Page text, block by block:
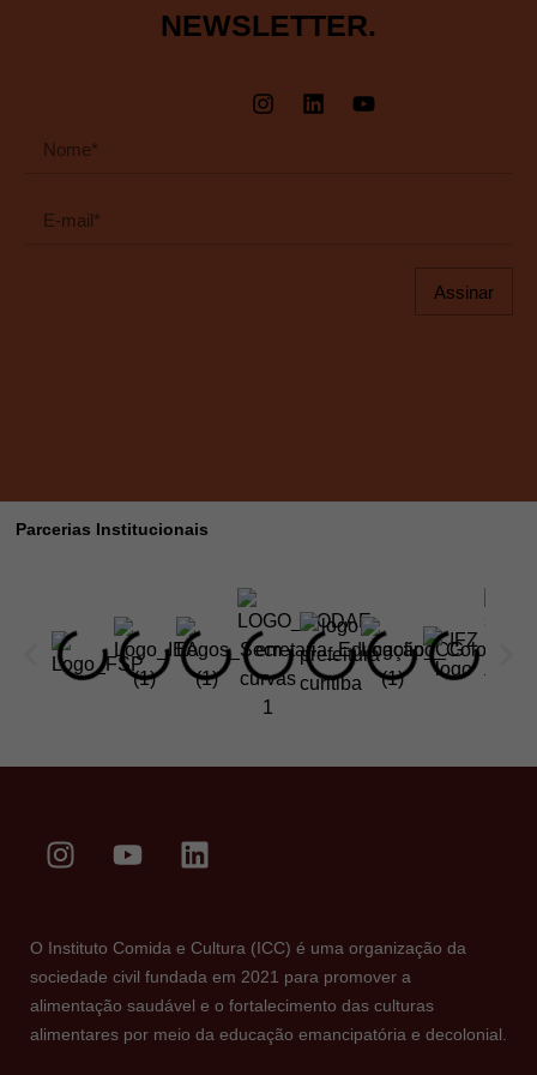
NEWSLETTER.
Assinar
Parcerias Institucionais
O Instituto Comida e Cultura (ICC) é uma organização da
sociedade civil fundada em 2021 para promover a
alimentação saudável e o fortalecimento das culturas
alimentares por meio da educação emancipatória e decolonial.